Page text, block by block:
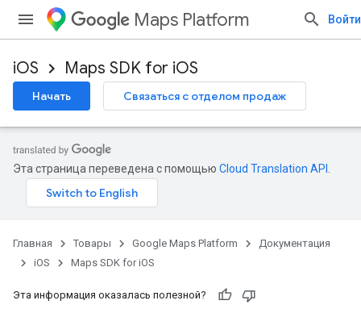
Maps Platform Войти
iOS Maps SDK for iOS
Начать Связаться с отделом продаж
Эта страница переведена с помощью Cloud Translation API
Главная Товары Google Maps Platform
Документация
iOS
Maps SDK for iOS
Эта информация оказалась полезной?